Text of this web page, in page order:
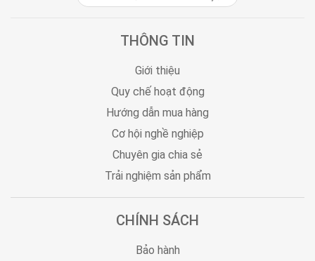
THÔNG TIN
Giới thiệu
Quy chế hoạt động
Hướng dẫn mua hàng
Cơ hội nghề nghiệp
Chuyên gia chia sẻ
Trải nghiệm sản phẩm
CHÍNH SÁCH
Bảo hành